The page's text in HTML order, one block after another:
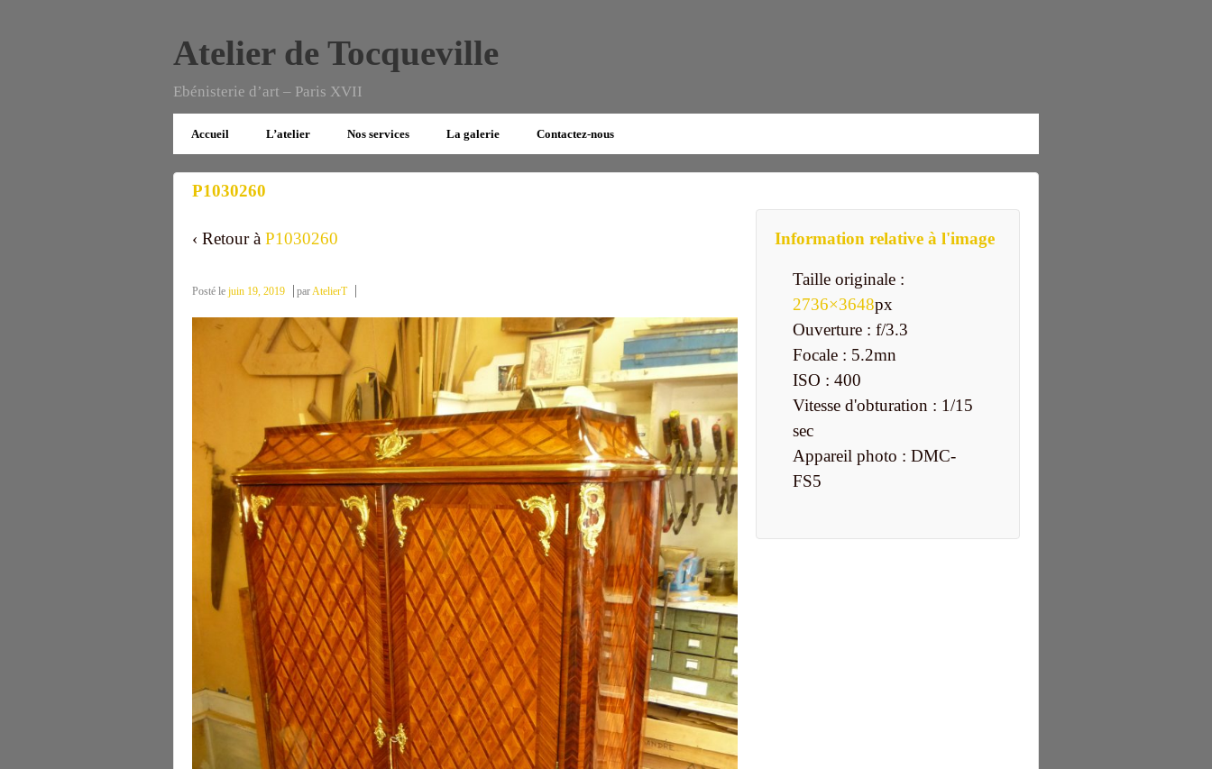
Atelier de Tocqueville
Ebénisterie d’art – Paris XVII
Accueil L’atelier Nos services La galerie Contactez-nous
P1030260
‹ Retour à P1030260
Posté le juin 19, 2019 parAtelierT
Information relative à l'image
Taille originale :
2736×3648px
Ouverture : f/3.3
Focale : 5.2mn
ISO : 400
Vitesse d'obturation : 1/15
sec
Appareil photo : DMC-
FS5